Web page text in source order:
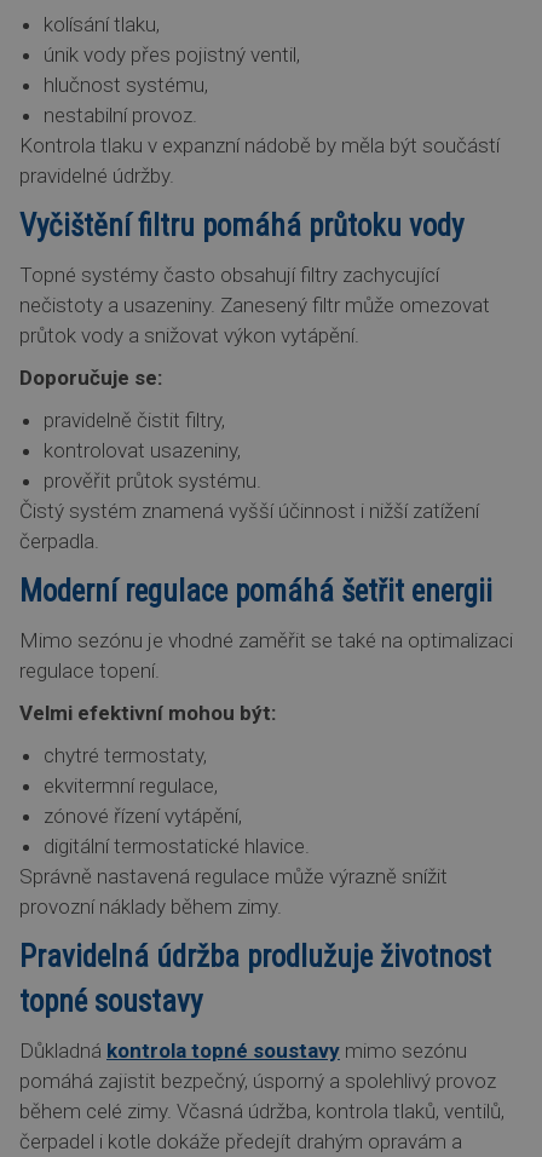
kolísání tlaku,
únik vody přes pojistný ventil,
hlučnost systému,
nestabilní provoz.
Kontrola tlaku v expanzní nádobě by měla být součástí
pravidelné údržby.
Vyčištění filtru pomáhá průtoku vody
Topné systémy často obsahují filtry zachycující
nečistoty a usazeniny. Zanesený filtr může omezovat
průtok vody a snižovat výkon vytápění.
Doporučuje se:
pravidelně čistit filtry,
kontrolovat usazeniny,
prověřit průtok systému.
Čistý systém znamená vyšší účinnost i nižší zatížení
čerpadla.
Moderní regulace pomáhá šetřit energii
Mimo sezónu je vhodné zaměřit se také na optimalizaci
regulace topení.
Velmi efektivní mohou být:
chytré termostaty,
ekvitermní regulace,
zónové řízení vytápění,
digitální termostatické hlavice.
Správně nastavená regulace může výrazně snížit
provozní náklady během zimy.
Pravidelná údržba prodlužuje životnost
topné soustavy
Důkladná kontrola topné soustavy mimo sezónu
pomáhá zajistit bezpečný, úsporný a spolehlivý provoz
během celé zimy. Včasná údržba, kontrola tlaků, ventilů,
čerpadel i kotle dokáže předejít drahým opravám a